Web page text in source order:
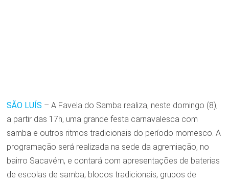
SÃO LUÍS – A Favela do Samba realiza, neste domingo (8),
a partir das 17h, uma grande festa carnavalesca com
samba e outros ritmos tradicionais do período momesco. A
programação será realizada na sede da agremiação, no
bairro Sacavém, e contará com apresentações de baterias
de escolas de samba, blocos tradicionais, grupos de